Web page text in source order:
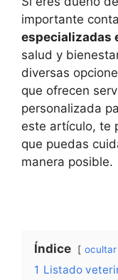
importante
especializadas
salud y
diversas
que ofrecen
personalizada
este artículo, te
que puedas
manera posible.
Índice ocultar
1 Listado